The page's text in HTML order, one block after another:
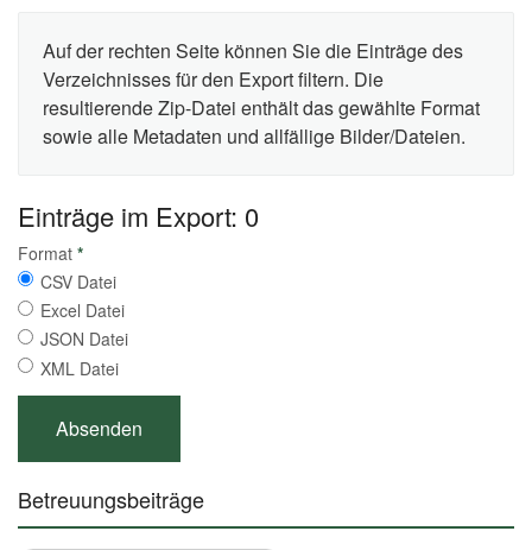
Auf der rechten Seite können Sie die Einträge des
Verzeichnisses für den Export filtern. Die
resultierende Zip-Datei enthält das gewählte Format
sowie alle Metadaten und allfällige Bilder/Dateien.
Einträge im Export: 0
Format *
CSV Datei
Excel Datei
JSON Datei
XML Datei
Betreuungsbeiträge